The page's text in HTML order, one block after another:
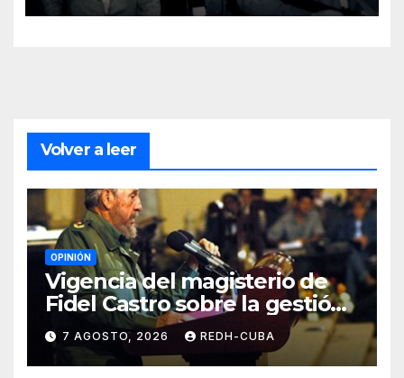
Volver a leer
OPINIÓN
Vigencia del magisterio de
Fidel Castro sobre la gestión
del liderazgo revolucionario.
Por Jorge Luís Guach Estévez
7 AGOSTO, 2026 REDH-CUBA